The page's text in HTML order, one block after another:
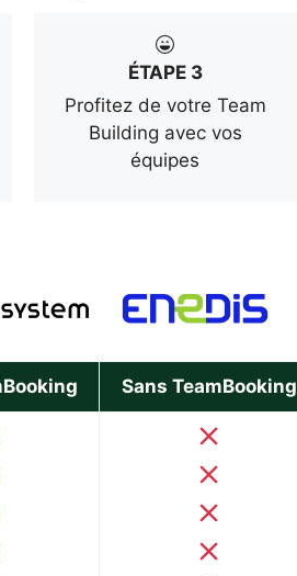
ÉTAPE 3
Profitez de votre Team
Building avec vos
équipes
Sans TeamBooking